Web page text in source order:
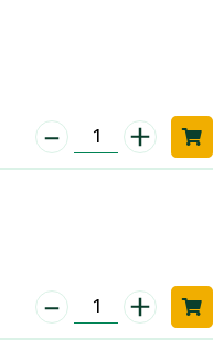
- +
- +